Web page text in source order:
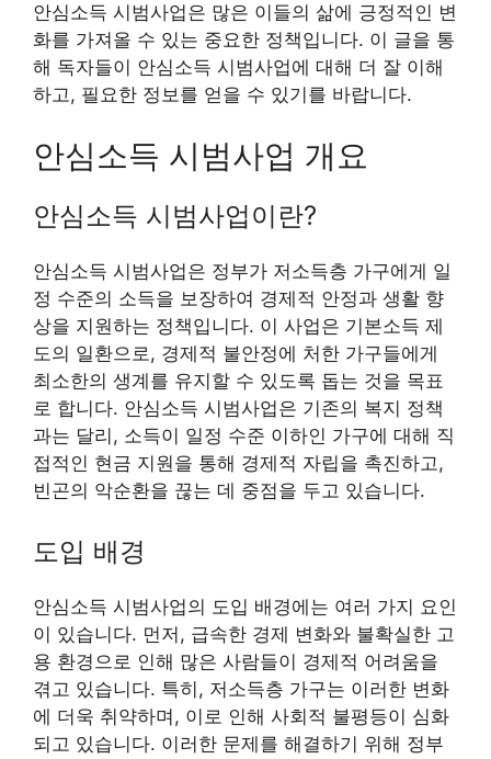
안심소득 시범사업은 많은 이들의 삶에 긍정적인 변
화를 가져올 수 있는 중요한 정책입니다. 이 글을 통
해 독자들이 안심소득 시범사업에 대해 더 잘 이해
하고, 필요한 정보를 얻을 수 있기를 바랍니다.
안심소득 시범사업 개요
안심소득 시범사업이란?
안심소득 시범사업은 정부가 저소득층 가구에게 일
정 수준의 소득을 보장하여 경제적 안정과 생활 향
상을 지원하는 정책입니다. 이 사업은 기본소득 제
도의 일환으로, 경제적 불안정에 처한 가구들에게
최소한의 생계를 유지할 수 있도록 돕는 것을 목표
로 합니다. 안심소득 시범사업은 기존의 복지 정책
과는 달리, 소득이 일정 수준 이하인 가구에 대해 직
접적인 현금 지원을 통해 경제적 자립을 촉진하고,
빈곤의 악순환을 끊는 데 중점을 두고 있습니다.
도입 배경
안심소득 시범사업의 도입 배경에는 여러 가지 요인
이 있습니다. 먼저, 급속한 경제 변화와 불확실한 고
용 환경으로 인해 많은 사람들이 경제적 어려움을
겪고 있습니다. 특히, 저소득층 가구는 이러한 변화
에 더욱 취약하며, 이로 인해 사회적 불평등이 심화
되고 있습니다. 이러한 문제를 해결하기 위해 정부